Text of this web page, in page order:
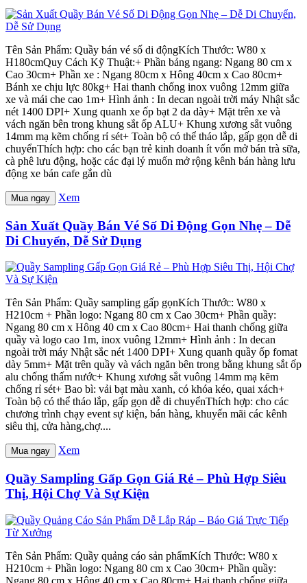
Tên Sản Phẩm: Quầy bán vé số di độngKích Thước: W80 x
H180cmQuy Cách Kỹ Thuật:+ Phần bảng ngang: Ngang 80 cm x
Cao 30cm+ Phần xe : Ngang 80cm x Hông 40cm x Cao 80cm+
Bánh xe chịu lực 80kg+ Hai thanh chống inox vuông 12mm giữa
xe và mái che cao 1m+ Hình ảnh : In decan ngoài trời máy Nhật sắc
nét 1400 DPI+ Xung quanh xe ốp bạt 2 da dày+ Mặt trên xe và
vách ngăn bên trong khung sắt ốp ALU+ Khung xương sắt vuông
14mm mạ kẽm chống rỉ sét+ Toàn bộ có thể tháo lắp, gấp gọn dễ di
chuyểnThích hợp: cho các bạn trẻ kinh doanh ít vốn mở bán trà sữa,
cà phê lưu động, hoặc các đại lý muốn mở rộng kênh bán hàng lưu
động xe bán cafe gắn dù
Mua ngay Xem
Sản Xuất Quầy Bán Vé Số Di Động Gọn Nhẹ – Dễ
Di Chuyển, Dễ Sử Dụng
Tên Sản Phẩm: Quầy sampling gấp gọnKích Thước: W80 x
H210cm + Phần logo: Ngang 80 cm x Cao 30cm+ Phần quầy:
Ngang 80 cm x Hông 40 cm x Cao 80cm+ Hai thanh chống giữa
quầy và logo cao 1m, inox vuông 12mm+ Hình ảnh : In decan
ngoài trời máy Nhật sắc nét 1400 DPI+ Xung quanh quầy ốp fomat
dày 5mm+ Mặt trên quầy và vách ngăn bên trong bằng khung sắt ốp
alu chống thấm nước+ Khung xương sắt vuông 14mm mạ kẽm
chống rỉ sét+ Bao bì: vải bạt màu xanh, có khóa kéo, quai xách+
Toàn bộ có thể tháo lắp, gấp gọn dễ di chuyểnThích hợp: cho các
chương trình chạy event sự kiện, bán hàng, khuyến mãi các kênh
siêu thị, cửa hàng,chợ....
Mua ngay Xem
Quầy Sampling Gấp Gọn Giá Rẻ – Phù Hợp Siêu
Thị, Hội Chợ Và Sự Kiện
Tên Sản Phẩm: Quầy quảng cáo sản phẩmKích Thước: W80 x
H210cm + Phần logo: Ngang 80 cm x Cao 30cm+ Phần quầy:
Ngang 80 cm x Hông 40 cm x Cao 80cm+ Hai thanh chống giữa